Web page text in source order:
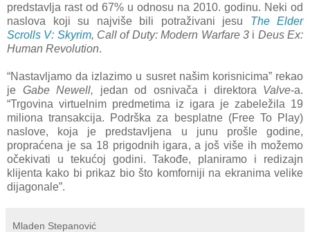
predstavlja rast od 67% u odnosu na 2010. godinu. Neki od
naslova koji su najviše bili potraživani jesu The Elder
Scrolls V: Skyrim, Call of Duty: Modern Warfare 3i Deus Ex:
Human Revolution.
“Nastavljamo da izlazimo u susret našim korisnicima” rekao
je Gabe Newell, jedan od osnivača i direktora Valve-a.
“Trgovina virtuelnim predmetima iz igara je zabeležila 19
miliona transakcija. Podrška za besplatne (Free To Play)
naslove, koja je predstavljena u junu prošle godine,
propraćena je sa 18 prigodnih igara, a još više ih možemo
očekivati u tekućoj godini. Takođe, planiramo i redizajn
klijenta kako bi prikaz bio što komforniji na ekranima velike
dijagonale”.
Mladen Stepanović